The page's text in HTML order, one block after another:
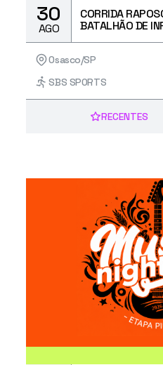
30
AGO
CORRIDA
BATALHÃO DE
Osasco/SP
SBS SPORTS
RECENTES